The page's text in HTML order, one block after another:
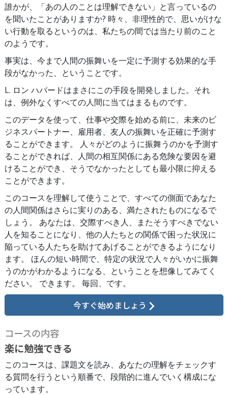
誰かが、「あの人のことは理解できない」と言っているの
を聞いたことがありますか? 時々、非理性的で、思いがけな
い行動を取るというのは、私たちの間では当たり前のこと
のようです。
事実は、今まで人間の振舞いを一定に予測する効果的な手
段がなかった、ということです。
L. ロン ハバードはまさにこの手段を開発しました。それ
は、例外なくすべての人間に当てはまるものです。
このデータを使って、仕事や交際を始める前に、未来のビ
ジネスパートナー、雇用者、友人の振舞いを正確に予測す
ることができます。 人々がどのように振舞うのかを予測す
ることができれば、人間の相互関係にある危険な要因を避
けることができ、そうでなかったとしても最小限に抑える
ことができます。
このコースを理解して使うことで、すべての側面であなた
の人間関係はさらに実りのある、満たされたものになるで
しょう。 あなたは、交際すべき人、またそうすべきでない
人を知ることになり、他の人たちとの関係で困った状況に
陥っている人たちを助けてあげることができるようになり
ます。 ほんの短い時間で、特定の状況で人々がいかに振舞
うのかがわかるようになる、ということを想像してみてく
ださい。 できます。 毎回、です。
今すぐ始めましょう
コースの内容
楽に勉強できる
このコースは、課題文を読み、あなたの理解をチェックす
る質問を行うという順番で、段階的に進んでいく構成にな
っています。